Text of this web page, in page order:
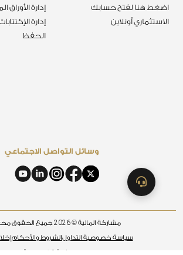
إدارة الأوراق
إدارة
الحفظ
اضغط هنا لفتح حسابك
الاستثماري أونلاين
وسائل التواصل الاجتماعي
مشاركة المالية ©2026جميع الحقوق
سياسة خصوصية التداولالشروط والأحكام
سياسة الخصوصية